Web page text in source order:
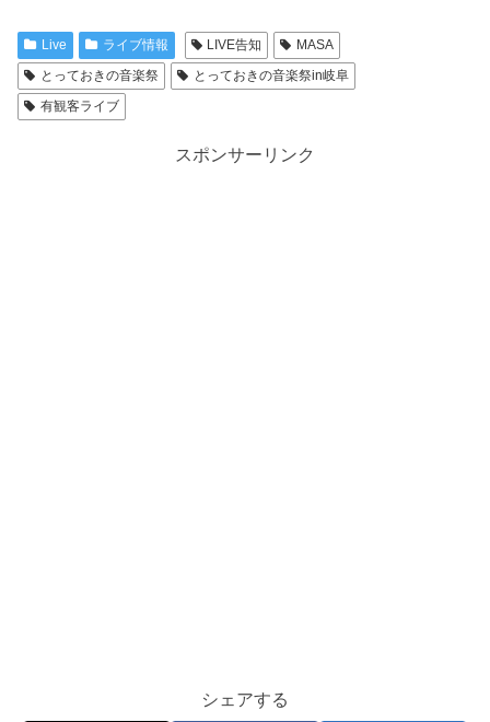
Live ライブ情報 LIVE告知
MASA
とっておきの音楽祭
とっておきの音楽祭in岐阜
有観客ライブ
スポンサーリンク
シェアする